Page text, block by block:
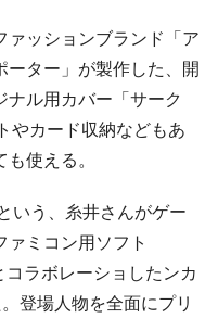
ッションブランド「ア
ーター」が製作した、開
ル用カバー「サーク
やカード収納などもあ
使える。
いう、糸井さんがゲー
ァミコン用ソフト
コラボレーショしたンカ
登場人物を全面にプリ